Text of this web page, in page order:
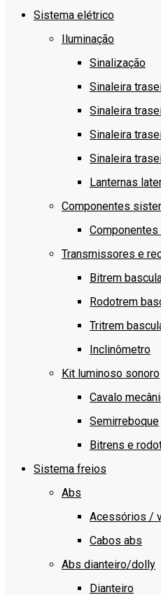
Sistema elétrico
Iluminação
Sinalização
Sinaleira
Sinaleira
Sinaleira
Sinaleira
Lanternas
Componentes
Transmissores e
Bitrem
Rodotrem
Tritrem
Inclinômetro
Kit luminoso sonoro
Cavalo
Semirreboque
Bitrens e
Sistema freios
Abs
Acessórios /
Cabos abs
Abs dianteiro/dolly
Dianteiro